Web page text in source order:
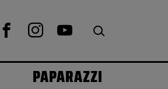
PAPARAZZI